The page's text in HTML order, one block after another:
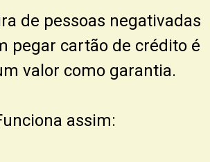
de pessoas negativadas
pegar cartão de crédito é
valor como garantia.
assim: